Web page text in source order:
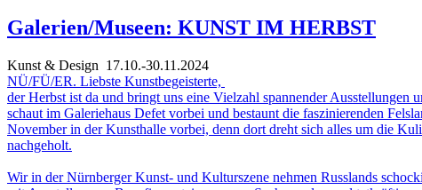
Galerien/Museen: KUNST IM HERBST
Kunst & Design 17.10.-30.11.2024
NÜ/FÜ/ER. Liebste Kunstbegeisterte,
der Herbst ist da und bringt uns eine Vielzahl spannender
schaut im Galeriehaus Defet vorbei und bestaunt die faszinierenden
November in der Kunsthalle vorbei, denn dort dreht sich alles um die
nachgeholt.
Wir in der Nürnberger Kunst- und Kulturszene nehmen Russlands